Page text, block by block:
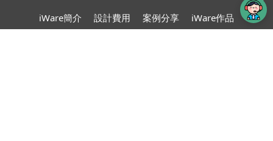
iWare簡介 設計費用 案例分享
iWare作品